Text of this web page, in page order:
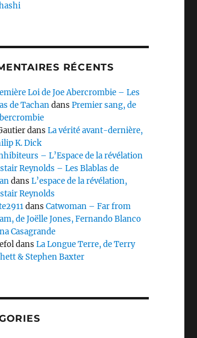
Middlekauff »
RÉCENTS
Loi de Joe Abercrombie – Les
de TachandansPremier sang, de
dansLa vérité avant-dernière,
K. Dick
– L’Espace de la révélation
Reynolds – Les Blablas de
dansL’espace de la révélation,
Reynolds
dansCatwoman – Far from
de Joëlle Jones, Fernando Blanco
Casagrande
dansLa Longue Terre, de Terry
& Stephen Baxter